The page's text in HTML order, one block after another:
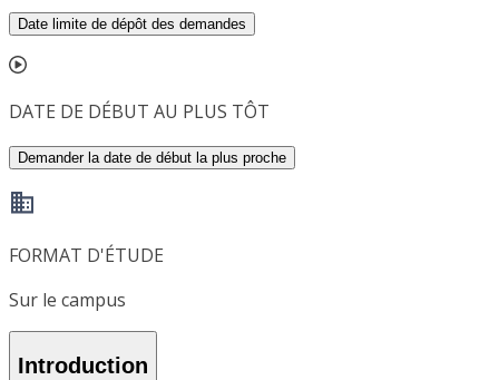
Date limite de dépôt des demandes
DATE DE DÉBUT AU PLUS TÔT
Demander la date de début la plus proche
FORMAT D'ÉTUDE
Sur le campus
Introduction